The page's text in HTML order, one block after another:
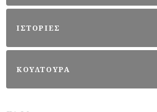
ΙΣΤΟΡΙΕΣ
ΚΟΥΛΤΟΥΡΑ